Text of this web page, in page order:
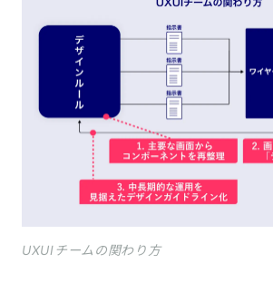
UXUIチームの関わり方